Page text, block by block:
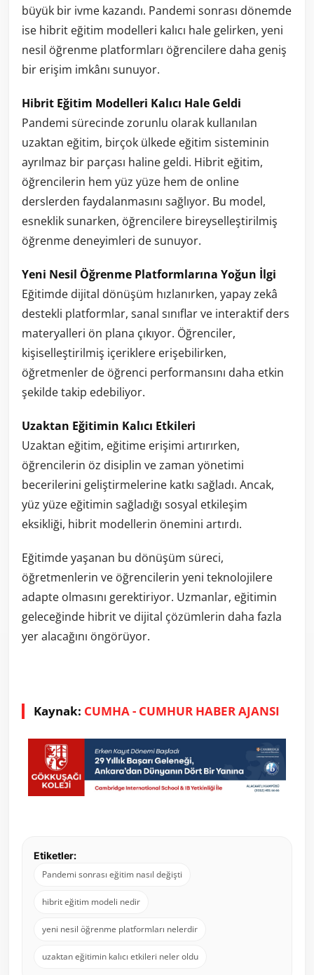
büyük bir ivme kazandı. Pandemi sonrası dönemde
ise hibrit eğitim modelleri kalıcı hale gelirken, yeni
nesil öğrenme platformları öğrencilere daha geniş
bir erişim imkânı sunuyor.
Hibrit Eğitim Modelleri Kalıcı Hale Geldi
Pandemi sürecinde zorunlu olarak kullanılan
uzaktan eğitim, birçok ülkede eğitim sisteminin
ayrılmaz bir parçası haline geldi. Hibrit eğitim,
öğrencilerin hem yüz yüze hem de online
derslerden faydalanmasını sağlıyor. Bu model,
esneklik sunarken, öğrencilere bireyselleştirilmiş
öğrenme deneyimleri de sunuyor.
Yeni Nesil Öğrenme Platformlarına Yoğun İlgi
Eğitimde dijital dönüşüm hızlanırken, yapay zekâ
destekli platformlar, sanal sınıflar ve interaktif ders
materyalleri ön plana çıkıyor. Öğrenciler,
kişiselleştirilmiş içeriklere erişebilirken,
öğretmenler de öğrenci performansını daha etkin
şekilde takip edebiliyor.
Uzaktan Eğitimin Kalıcı Etkileri
Uzaktan eğitim, eğitime erişimi artırırken,
öğrencilerin öz disiplin ve zaman yönetimi
becerilerini geliştirmelerine katkı sağladı. Ancak,
yüz yüze eğitimin sağladığı sosyal etkileşim
eksikliği, hibrit modellerin önemini artırdı.
Eğitimde yaşanan bu dönüşüm süreci,
öğretmenlerin ve öğrencilerin yeni teknolojilere
adapte olmasını gerektiriyor. Uzmanlar, eğitimin
geleceğinde hibrit ve dijital çözümlerin daha fazla
yer alacağını öngörüyor.
Kaynak: CUMHA - CUMHUR HABER AJANSI
Etiketler:
Pandemi sonrası eğitim nasıl değişti
hibrit eğitim modeli nedir
yeni nesil öğrenme platformları nelerdir
uzaktan eğitimin kalıcı etkileri neler oldu